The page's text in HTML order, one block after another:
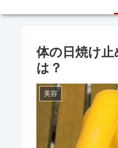
体の日焼け
は？
美容